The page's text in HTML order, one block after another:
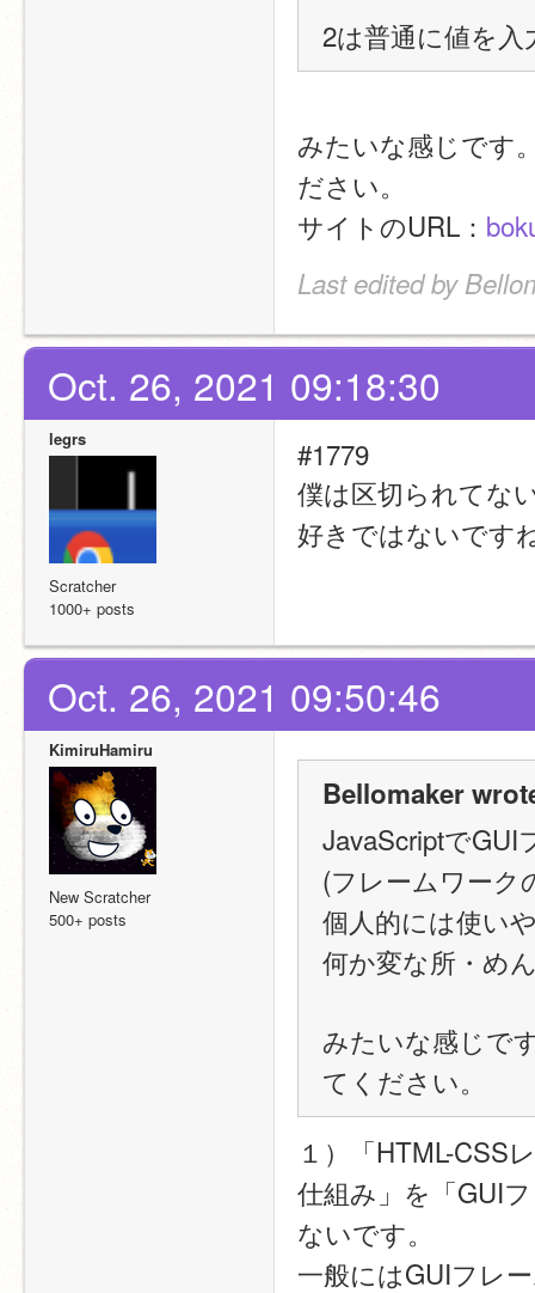
2は普通に値を入
みたいな感じです
ださい。
サイトのURL：
Last edited by
Oct. 26, 2021 09:18:30
legrs
Scratcher
1000+ posts
#1779
僕は区切られてな
好きではないです
Oct. 26, 2021 09:50:46
KimiruHamiru
New Scratcher
500+ posts
Bellomaker
JavaScriptでGUI
(フレームワーク
個人的には使い
何か変な所・め
みたいな感じで
てください。
１）「HTML-CSS
仕組み」を「GUI
ないです。
一般にはGUIフレ